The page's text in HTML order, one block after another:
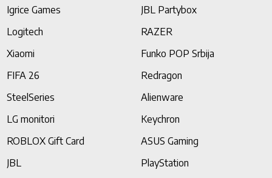
Igrice Games
JBL Partybox
Logitech
RAZER
Xiaomi
Funko POP Srbija
FIFA 26
Redragon
SteelSeries
Alienware
LG monitori
Keychron
ROBLOX Gift Card
ASUS Gaming
JBL
PlayStation